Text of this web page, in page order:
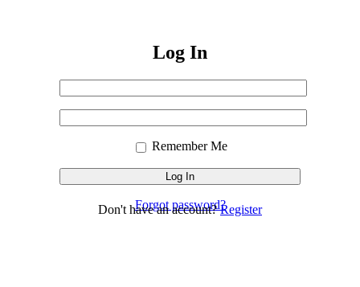
Log In
or
Address
Remember Me
Forgot password?
Don't have an account?Register